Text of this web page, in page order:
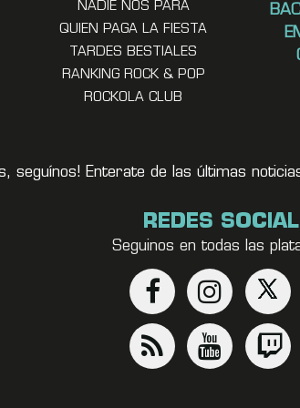
NADIE NOS PARA
QUIEN PAGA LA FIESTA
TARDES BESTIALES
RANKING ROCK & POP
ROCKOLA CLUB
seguínos! Enterate de las últimas
REDES
Seguinos en todas las